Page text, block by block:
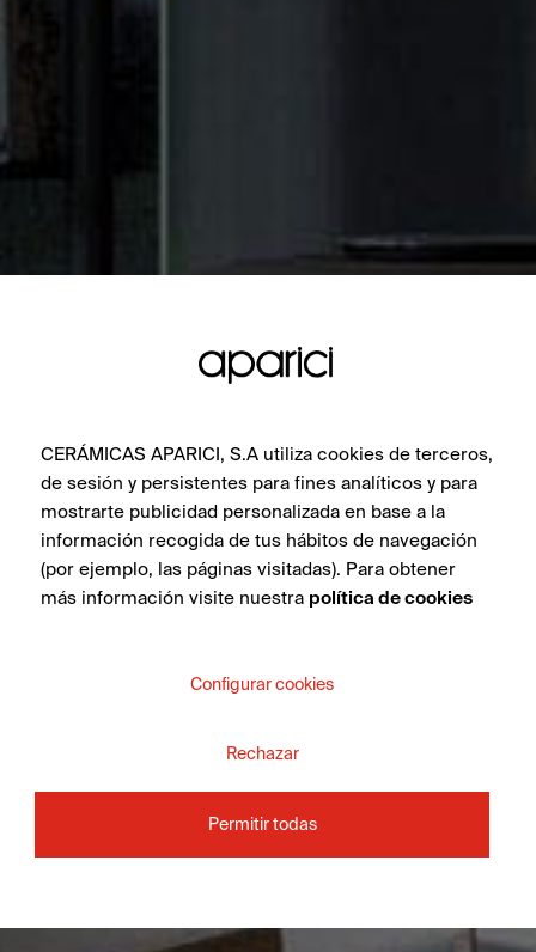
CERÁMICAS APARICI, S.A utiliza cookies de terceros,
de sesión y persistentes para fines analíticos y para
mostrarte publicidad personalizada en base a la
información recogida de tus hábitos de navegación
(por ejemplo, las páginas visitadas). Para obtener
más información visite nuestra política de cookies
Configurar cookies
Rechazar
Permitir todas